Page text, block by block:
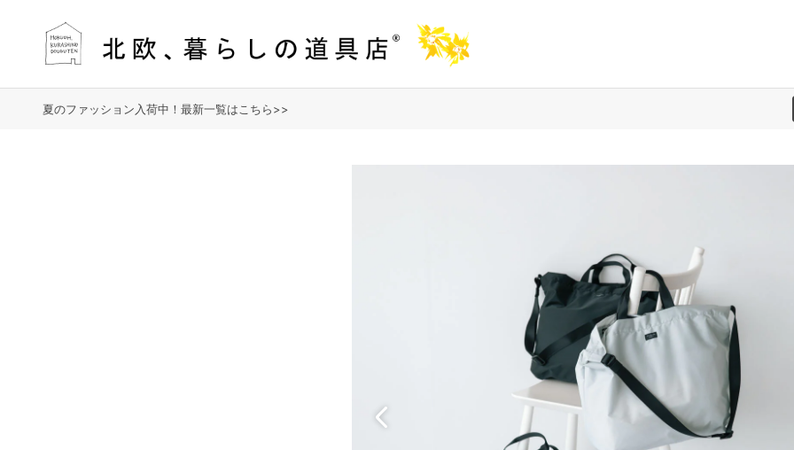
夏のファッション入荷中！最新一覧はこちら>>